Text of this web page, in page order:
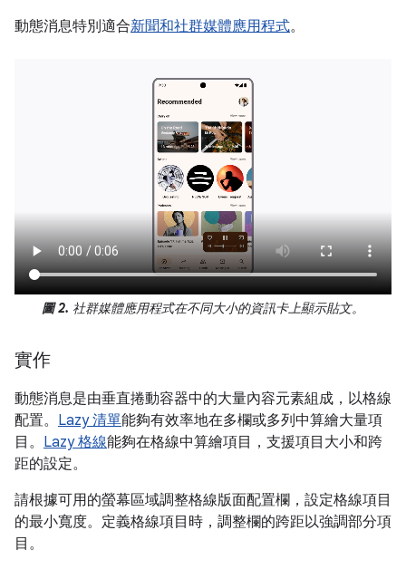
動態消息特別適合新聞和社群媒體應用程式。
圖 2. 社群媒體應用程式在不同大小的資訊卡上顯示貼文。
實作
動態消息是由垂直捲動容器中的大量內容元素組成，以格線
配置。 Lazy 清單能夠有效率地在多欄或多列中算繪大量項
目。 Lazy 格線能夠在格線中算繪項目，支援項目大小和跨
距的設定。
請根據可用的螢幕區域調整格線版面配置欄，設定格線項目
的最小寬度。定義格線項目時，調整欄的跨距以強調部分項
目。